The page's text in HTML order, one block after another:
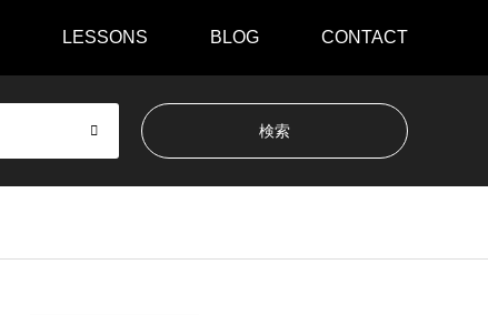
LESSONS BLOG CONTACT